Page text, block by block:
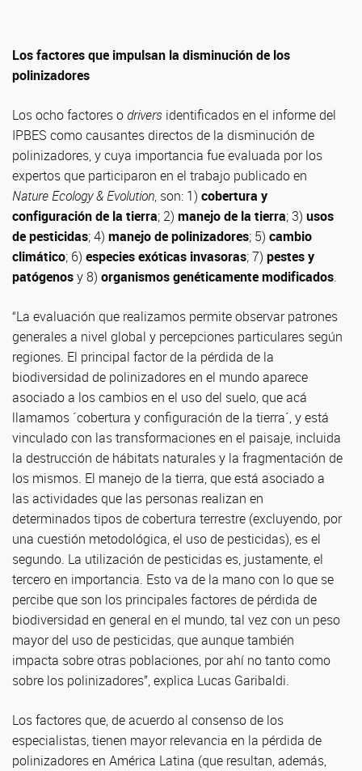
Los factores que impulsan la disminución de los
polinizadores
Los ocho factores o drivers identificados en el informe del
IPBES como causantes directos de la disminución de
polinizadores, y cuya importancia fue evaluada por los
expertos que participaron en el trabajo publicado en
Nature Ecology & Evolution, son: 1) cobertura y
configuración de la tierra; 2) manejo de la tierra; 3) usos
de pesticidas; 4) manejo de polinizadores; 5) cambio
climático; 6) especies exóticas invasoras; 7) pestes y
patógenosy 8) organismos genéticamente modificados.
“La evaluación que realizamos permite observar patrones
generales a nivel global y percepciones particulares según
regiones. El principal factor de la pérdida de la
biodiversidad de polinizadores en el mundo aparece
asociado a los cambios en el uso del suelo, que acá
llamamos ´cobertura y configuración de la tierra´, y está
vinculado con las transformaciones en el paisaje, incluida
la destrucción de hábitats naturales y la fragmentación de
los mismos. El manejo de la tierra, que está asociado a
las actividades que las personas realizan en
determinados tipos de cobertura terrestre (excluyendo, por
una cuestión metodológica, el uso de pesticidas), es el
segundo. La utilización de pesticidas es, justamente, el
tercero en importancia. Esto va de la mano con lo que se
percibe que son los principales factores de pérdida de
biodiversidad en general en el mundo, tal vez con un peso
mayor del uso de pesticidas, que aunque también
impacta sobre otras poblaciones, por ahí no tanto como
sobre los polinizadores”, explica Lucas Garibaldi.
Los factores que, de acuerdo al consenso de los
especialistas, tienen mayor relevancia en la pérdida de
polinizadores en América Latina (que resultan, además,